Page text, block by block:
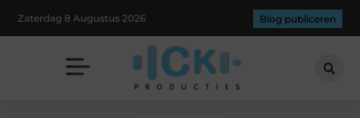
Zaterdag 8 Augustus 2026 Blog publiceren